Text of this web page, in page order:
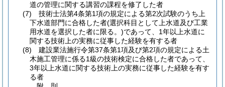
道の管理に関する講習の課程を修了した者
(7)
技術士法第4条第1項の規定による第2次試験のうち上
下水道部門に合格した者(選択科目として上水道及び工業
用水道を選択した者に限る。)であって、1年以上水道に
関する技術上の実務に従事した経験を有する者
(8)
建設業法施行令第37条第1項及び第2項の規定による土
木施工管理に係る1級の技術検定に合格した者であって、
3年以上水道に関する技術上の実務に従事した経験を有す
る者